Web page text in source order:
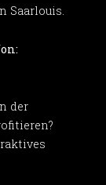
Saarlouis.
der